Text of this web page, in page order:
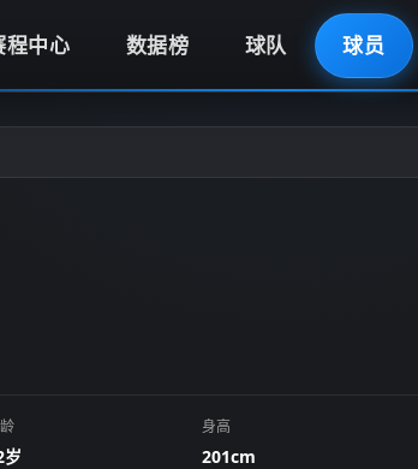
程中心 数据榜 球队 球员
岁
身高
201cm